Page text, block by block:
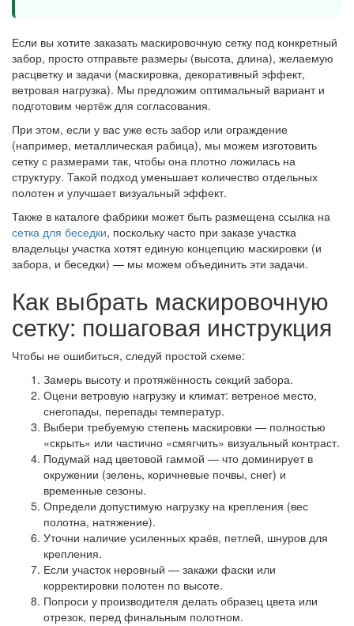
Если вы хотите заказать маскировочную сетку под конкретный
забор, просто отправьте размеры (высота, длина), желаемую
расцветку и задачи (маскировка, декоративный эффект,
ветровая нагрузка). Мы предложим оптимальный вариант и
подготовим чертёж для согласования.
При этом, если у вас уже есть забор или ограждение
(например, металлическая рабица), мы можем изготовить
сетку с размерами так, чтобы она плотно ложилась на
структуру. Такой подход уменьшает количество отдельных
полотен и улучшает визуальный эффект.
Также в каталоге фабрики может быть размещена ссылка на
сетка для беседки, поскольку часто при заказе участка
владельцы участка хотят единую концепцию маскировки (и
забора, и беседки) — мы можем объединить эти задачи.
Как выбрать маскировочную
сетку: пошаговая инструкция
Чтобы не ошибиться, следуй простой схеме:
Замерь высоту и протяжённость секций забора.
Оцени ветровую нагрузку и климат: ветреное место,
снегопады, перепады температур.
Выбери требуемую степень маскировки — полностью
«скрыть» или частично «смягчить» визуальный контраст.
Подумай над цветовой гаммой — что доминирует в
окружении (зелень, коричневые почвы, снег) и
временные сезоны.
Определи допустимую нагрузку на крепления (вес
полотна, натяжение).
Уточни наличие усиленных краёв, петлей, шнуров для
крепления.
Если участок неровный — закажи фаски или
корректировки полотен по высоте.
Попроси у производителя делать образец цвета или
отрезок, перед финальным полотном.